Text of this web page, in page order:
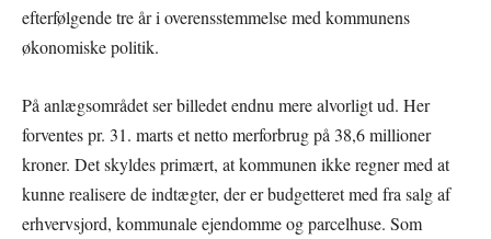
efterfølgende tre år i overensstemmelse med kommunens
økonomiske politik.
På anlægsområdet ser billedet endnu mere alvorligt ud. Her
forventes pr. 31. marts et netto merforbrug på 38,6 millioner
kroner. Det skyldes primært, at kommunen ikke regner med at
kunne realisere de indtægter, der er budgetteret med fra salg af
erhvervsjord, kommunale ejendomme og parcelhuse. Som